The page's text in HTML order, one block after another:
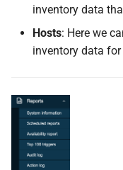
inventory data
Hosts: Here we
inventory data